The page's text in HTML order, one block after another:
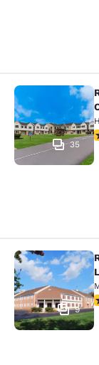
Rodeway
35
Rodeway
9